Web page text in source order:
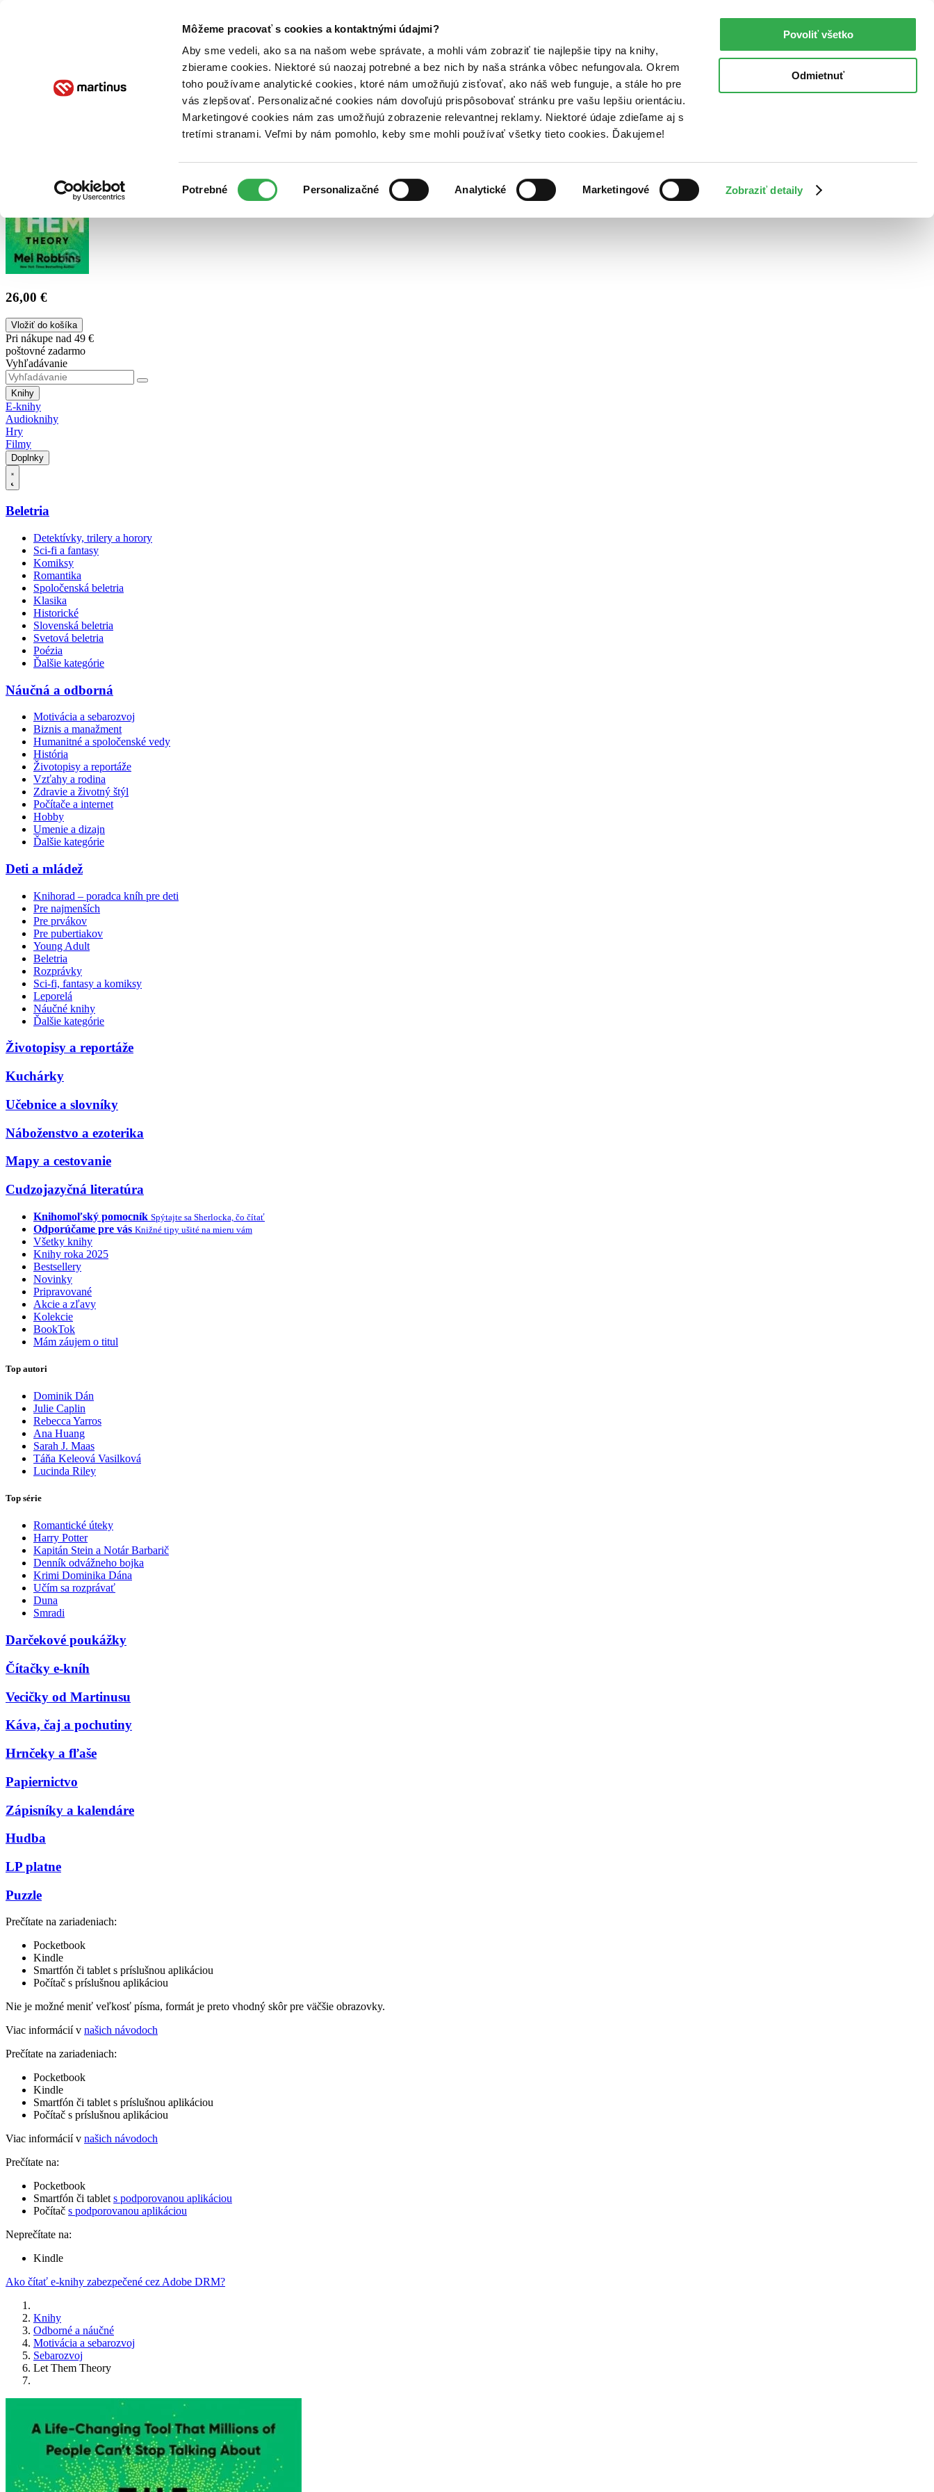
Môžeme pracovať s cookies a kontaktnými údajmi?
Aby sme vedeli, ako sa na našom webe správate, a mohli vám zobraziť tie najlepšie tipy na knihy,
zbierame cookies. Niektoré sú naozaj potrebné a bez nich by naša stránka vôbec nefungovala. Okrem
toho používame analytické cookies, ktoré nám umožňujú zisťovať, ako náš web funguje, a stále ho pre
vás zlepšovať. Personalizačné cookies nám dovoľujú prispôsobovať stránku pre vašu lepšiu orientáciu.
Marketingové cookies nám zas umožňujú zobrazenie relevantnej reklamy. Niektoré údaje zdieľame aj s
tretími stranami. Veľmi by nám pomohlo, keby sme mohli používať všetky tieto cookies. Ďakujeme!
súhlasu
Potrebné Personalizačné Analytické Marketingové Zobraziť detaily
Povoliť všetko
Odmietnuť
Poukážky Kontakt
26,00 €
Vložiť do košíka
Pri nákupe nad 49 €
poštovné zadarmo
Vyhľadávanie
Knihy
E-knihy
Audioknihy
Hry
Filmy
Doplnky
Beletria
Detektívky, trilery a horory
Sci-fi a fantasy
Komiksy
Romantika
Spoločenská beletria
Klasika
Historické
Slovenská beletria
Svetová beletria
Poézia
Ďalšie kategórie
Náučná a odborná
Motivácia a sebarozvoj
Biznis a manažment
Humanitné a spoločenské vedy
História
Životopisy a reportáže
Vzťahy a rodina
Zdravie a životný štýl
Počítače a internet
Hobby
Umenie a dizajn
Ďalšie kategórie
Deti a mládež
Knihorad – poradca kníh pre deti
Pre najmenších
Pre prvákov
Pre pubertiakov
Young Adult
Beletria
Rozprávky
Sci-fi, fantasy a komiksy
Leporelá
Náučné knihy
Ďalšie kategórie
Životopisy a reportáže
Kuchárky
Učebnice a slovníky
Náboženstvo a ezoterika
Mapy a cestovanie
Cudzojazyčná literatúra
Knihomoľský pomocník Spýtajte sa Sherlocka, čo čítať
Odporúčame pre vás Knižné tipy ušité na mieru vám
Všetky knihy
Knihy roka 2025
Bestsellery
Novinky
Pripravované
Akcie a zľavy
Kolekcie
BookTok
Mám záujem o titul
Top autori
Dominik Dán
Julie Caplin
Rebecca Yarros
Ana Huang
Sarah J. Maas
Táňa Keleová Vasilková
Lucinda Riley
Top série
Romantické úteky
Harry Potter
Kapitán Stein a Notár Barbarič
Denník odvážneho bojka
Krimi Dominika Dána
Učím sa rozprávať
Duna
Smradi
Darčekové poukážky
Čítačky e-kníh
Vecičky od Martinusu
Káva, čaj a pochutiny
Hrnčeky a fľaše
Papiernictvo
Zápisníky a kalendáre
Hudba
LP platne
Puzzle
Prečítate na zariadeniach:
Pocketbook
Kindle
Smartfón či tablet s príslušnou aplikáciou
Počítač s príslušnou aplikáciou
Nie je možné meniť veľkosť písma, formát je preto vhodný skôr pre väčšie obrazovky.
Viac informácií v našich návodoch
Prečítate na zariadeniach:
Pocketbook
Kindle
Smartfón či tablet s príslušnou aplikáciou
Počítač s príslušnou aplikáciou
Viac informácií v našich návodoch
Prečítate na:
Pocketbook
Smartfón či tablet s podporovanou aplikáciou
Počítač s podporovanou aplikáciou
Neprečítate na:
Kindle
Ako čítať e-knihy zabezpečené cez Adobe DRM?
Knihy
Odborné a náučné
Motivácia a sebarozvoj
Sebarozvoj
Let Them Theory